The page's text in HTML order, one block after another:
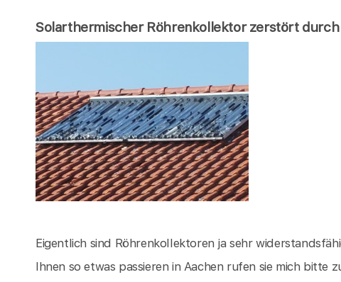
Solarthermischer Röhrenkollektor zerstört durch
Eigentlich sind Röhrenkollektoren ja sehr
Ihnen so etwas passieren in Aachen rufen sie mich bitte